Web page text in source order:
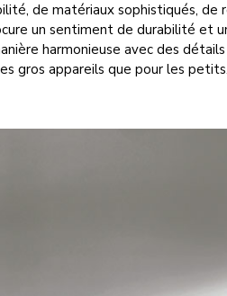
de matériaux sophistiqués, de
un sentiment de durabilité et
harmonieuse avec des
gros appareils que pour les petits.